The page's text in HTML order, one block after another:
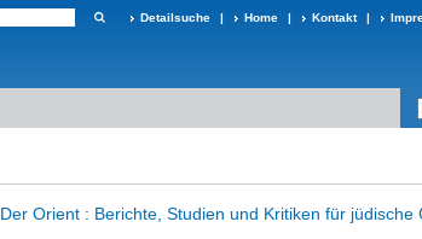
Detailsuche | Home | Kontakt |
Der Orient : Berichte, Studien und Kritiken für